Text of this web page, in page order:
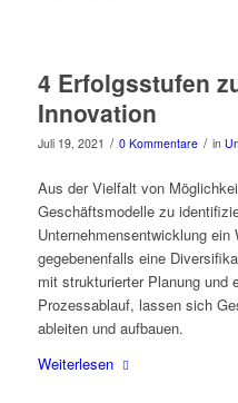
4 Erfolgsstufen
Innovation
Juli 19, 2021 / 0 Kommentare / in
Aus der Vielfalt von
Geschäftsmodelle zu
Unternehmensentwicklung
gegebenenfalls eine
mit strukturierter Planung und
Prozessablauf, lassen sich
ableiten und aufbauen.
Weiterlesen